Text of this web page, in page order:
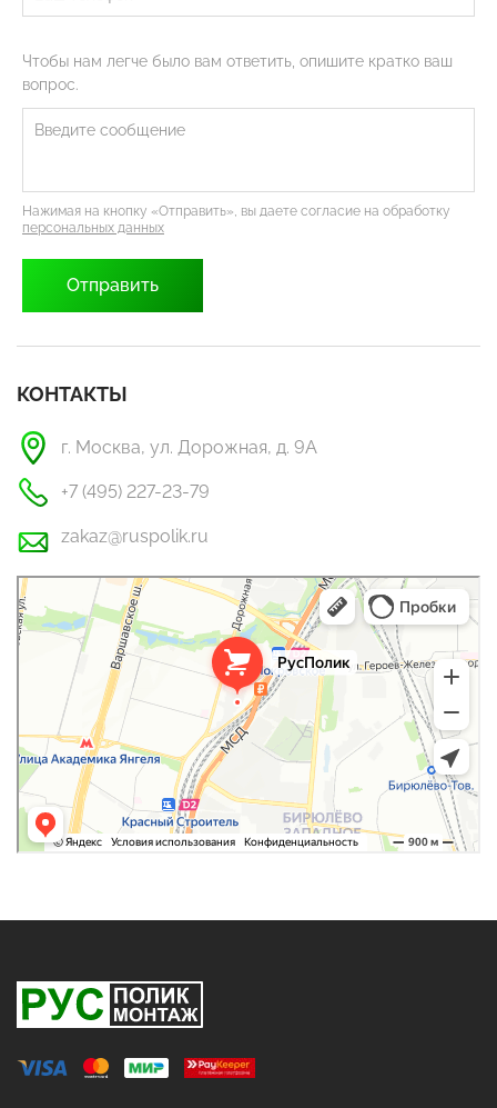
Чтобы нам легче было вам ответить, опишите кратко ваш
вопрос.
Нажимая на кнопку «Отправить», вы даете согласие на обработку
персональных данных
КОНТАКТЫ
г. Москва, ул. Дорожная, д. 9А
+7 (495) 227-23-79
zakaz@ruspolik.ru
РусПолик
Оргстекло, поликарбонат в Москве
Строительные и отделочные работы в Москве